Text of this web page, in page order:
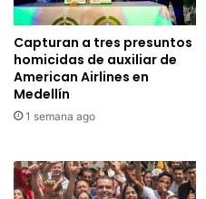
Capturan a tres presuntos
homicidas de auxiliar de
American Airlines en
Medellín
1 semana ago